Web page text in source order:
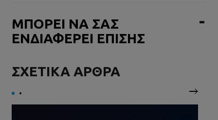
ΜΠΟΡΕΙ ΝΑ ΣΑΣ
ΕΝΔΙΑΦΕΡΕΙ ΕΠΙΣΗΣ
ΣΧΕΤΙΚΑ ΑΡΘΡΑ